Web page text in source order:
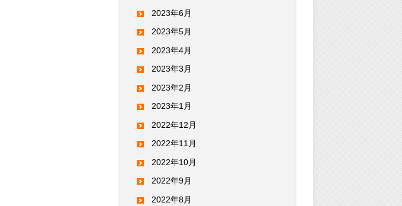
2023年6月
2023年5月
2023年4月
2023年3月
2023年2月
2023年1月
2022年12月
2022年11月
2022年10月
2022年9月
2022年8月